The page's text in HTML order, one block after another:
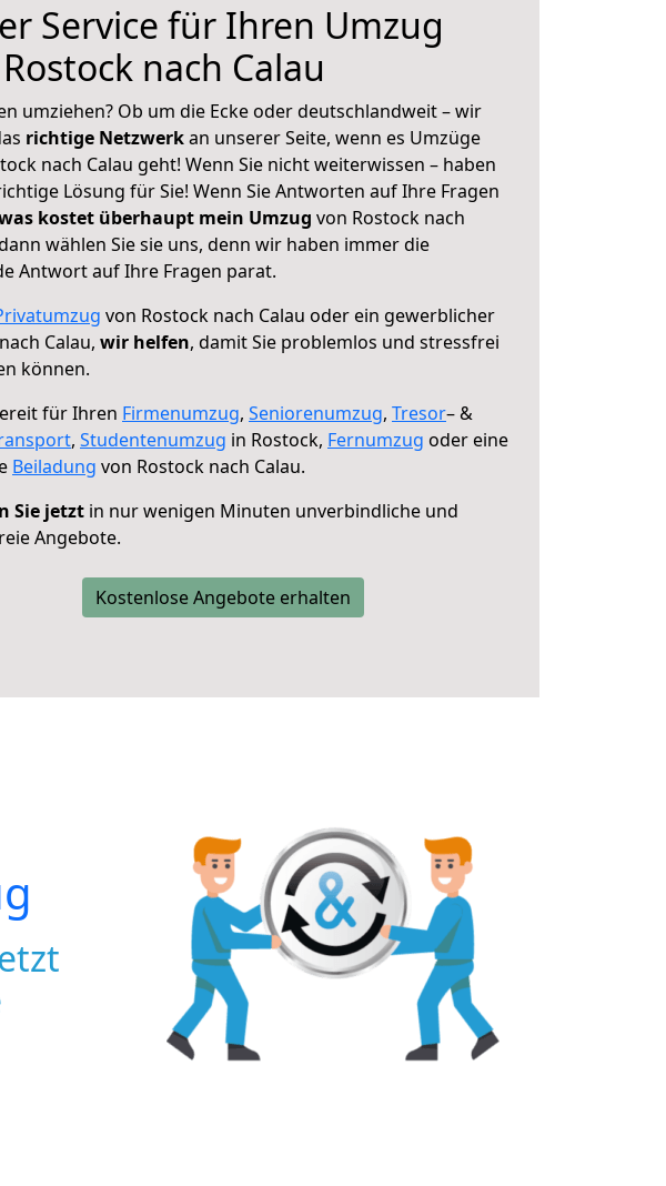
Service für Ihren Umzug
nach Calau
umziehen? Ob um die Ecke oder deutschlandweit – wir
richtige Netzwerkan unserer Seite, wenn es Umzüge
nach Calau geht! Wenn Sie nicht weiterwissen – haben
Lösung für Sie! Wenn Sie Antworten auf Ihre Fragen
kostet überhaupt mein Umzug von Rostock nach
wählen Sie sie uns, denn wir haben immer die
Antwort auf Ihre Fragen parat.
von Rostock nach Calau oder ein gewerblicher
Calau, wir helfen, damit Sie problemlos und stressfrei
können.
für Ihren Firmenumzug, Seniorenumzug, Tresor– &
, Studentenumzug in Rostock, Fernumzug oder eine
Beiladung von Rostock nach Calau.
Sie jetzt in nur wenigen Minuten unverbindliche und
Angebote.
Kostenlose Angebote erhalten